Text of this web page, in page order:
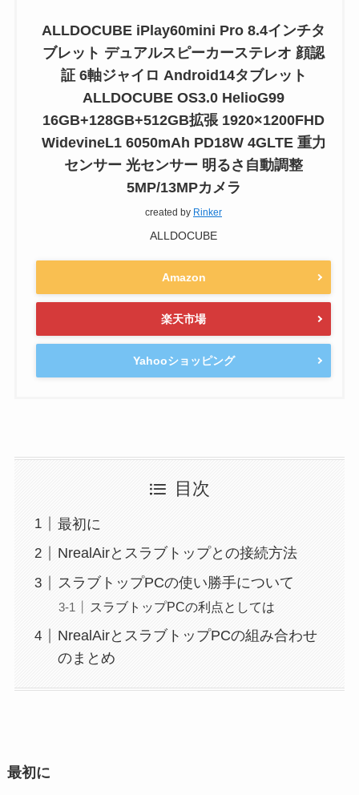
ALLDOCUBE iPlay60mini Pro 8.4インチタ
ブレット デュアルスピーカーステレオ 顔認
証 6軸ジャイロ Android14タブレット
ALLDOCUBE OS3.0 HelioG99
16GB+128GB+512GB拡張 1920×1200FHD
WidevineL1 6050mAh PD18W 4GLTE 重力
センサー 光センサー 明るさ自動調整
5MP/13MPカメラ
created by Rinker
ALLDOCUBE
Amazon
楽天市場
Yahooショッピング
目次
最初に
NrealAirとスラブトップとの接続方法
スラブトップPCの使い勝手について
スラブトップPCの利点としては
NrealAirとスラブトップPCの組み合わせ
のまとめ
最初に